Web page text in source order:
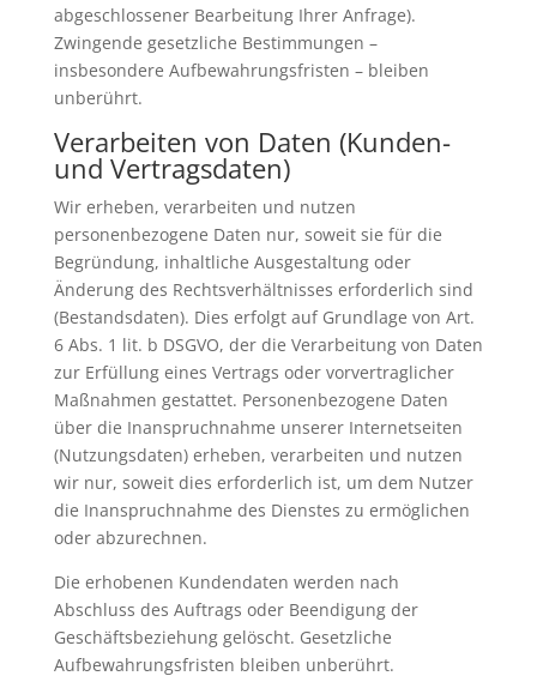
abgeschlossener Bearbeitung Ihrer Anfrage).
Zwingende gesetzliche Bestimmungen –
insbesondere Aufbewahrungsfristen – bleiben
unberührt.
Verarbeiten von Daten (Kunden-
und Vertragsdaten)
Wir erheben, verarbeiten und nutzen
personenbezogene Daten nur, soweit sie für die
Begründung, inhaltliche Ausgestaltung oder
Änderung des Rechtsverhältnisses erforderlich sind
(Bestandsdaten). Dies erfolgt auf Grundlage von Art.
6 Abs. 1 lit. b DSGVO, der die Verarbeitung von Daten
zur Erfüllung eines Vertrags oder vorvertraglicher
Maßnahmen gestattet. Personenbezogene Daten
über die Inanspruchnahme unserer Internetseiten
(Nutzungsdaten) erheben, verarbeiten und nutzen
wir nur, soweit dies erforderlich ist, um dem Nutzer
die Inanspruchnahme des Dienstes zu ermöglichen
oder abzurechnen.
Die erhobenen Kundendaten werden nach
Abschluss des Auftrags oder Beendigung der
Geschäftsbeziehung gelöscht. Gesetzliche
Aufbewahrungsfristen bleiben unberührt.